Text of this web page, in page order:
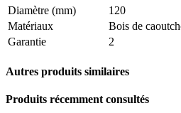
Diamètre (mm)
120
Matériaux
Bois de
Garantie
2
Autres produits similaires
Produits récemment consultés